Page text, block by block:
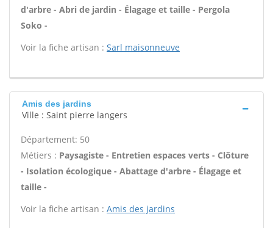
d'arbre - Abri de jardin - Élagage et taille - Pergola
Soko -
Voir la fiche artisan : Sarl maisonneuve
Amis des jardins
Ville : Saint pierre langers
Département: 50
Métiers : Paysagiste - Entretien espaces verts - Clôture
- Isolation écologique - Abattage d'arbre - Élagage et
taille -
Voir la fiche artisan : Amis des jardins